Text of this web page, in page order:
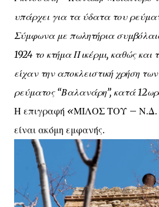
υπάρχει για τα ύδατα του
Σύμφωνα με πωλητήρια
1924 το κτήμα Πικέρμι, καθώς και
είχαν την αποκλειστική χρήση
ρεύματος “Βαλανάρη”, κατά
Η επιγραφή «ΜΙΛΟΣ ΤΟΥ – Ν.Δ.
είναι ακόμη εμφανής.